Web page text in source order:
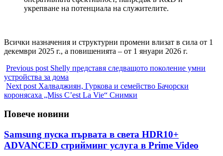
укрепване на потенциала на служителите.
Всички назначения и структурни промени влизат в сила от 1
декември 2025 г., а повишенията – от 1 януари 2026 г.
Previous post Shelly представя следващото поколение умни
устройства за дома
Next post Халваджиян, Гуркова и семейство Бачорски
коронясаха „Miss C’est La Vie“ Снимки
Повече новини
Samsung пуска първата в света HDR10+
ADVANCED стрийминг услуга в Prime Video